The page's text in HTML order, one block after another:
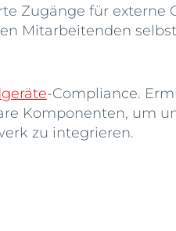
Zugänge für
Mitarbeitenden
-Compliance.
Komponenten, um
zu integrieren.